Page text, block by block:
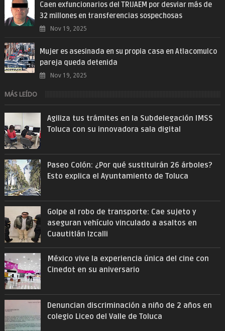
Caen exfuncionarios del TRIJAEM por desviar más de
32 millones en transferencias sospechosas
Nov 19, 2025
Mujer es asesinada en su propia casa en Atlacomulco
pareja queda detenida
Nov 19, 2025
MÁS LEÍDO
Agiliza tus trámites en la Subdelegación IMSS
Toluca con su innovadora sala digital
Paseo Colón: ¿Por qué sustituirán 26 árboles?
Esto explica el Ayuntamiento de Toluca
Golpe al robo de transporte: Cae sujeto y
aseguran vehículo vinculado a asaltos en
Cuautitlán Izcalli
México vive la experiencia única del cine con
Cinedot en su aniversario
Denuncian discriminación a niño de 2 años en
colegio Liceo del Valle de Toluca